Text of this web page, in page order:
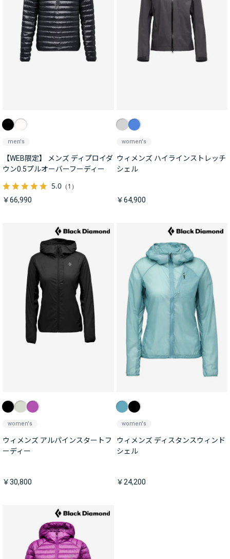
men's
【WEB限定】 メンズ ディプロイダ
ウン0.5プルオーバーフーディー
5.0 （1）
￥66,990
women's
ウィメンズ ハイラインストレッチ
シェル
￥64,900
women's
ウィメンズ アルパインスタートフ
ーディー
￥30,800
women's
ウィメンズ ディスタンスウィンド
シェル
￥24,200